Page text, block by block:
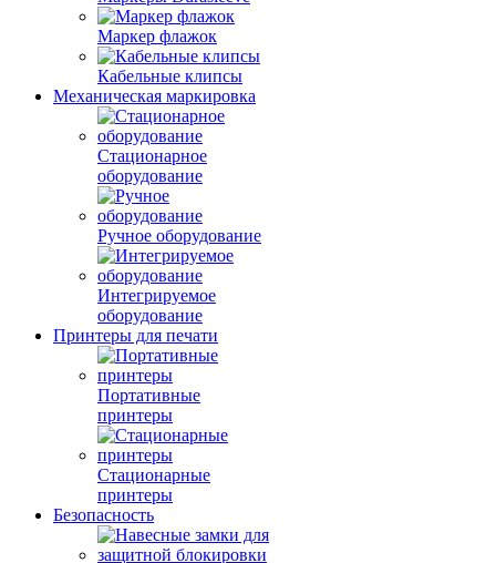
Маркер флажок
Кабельные клипсы
Механическая маркировка
Стационарное
оборудование
Ручное оборудование
Интегрируемое
оборудование
Принтеры для печати
Портативные
принтеры
Стационарные
принтеры
Безопасность